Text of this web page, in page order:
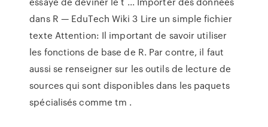
dans R — EduTech Wiki 3 Lire un simple fichier
texte Attention: Il important de savoir utiliser
les fonctions de base de R. Par contre, il faut
aussi se renseigner sur les outils de lecture de
sources qui sont disponibles dans les paquets
spécialisés comme tm .